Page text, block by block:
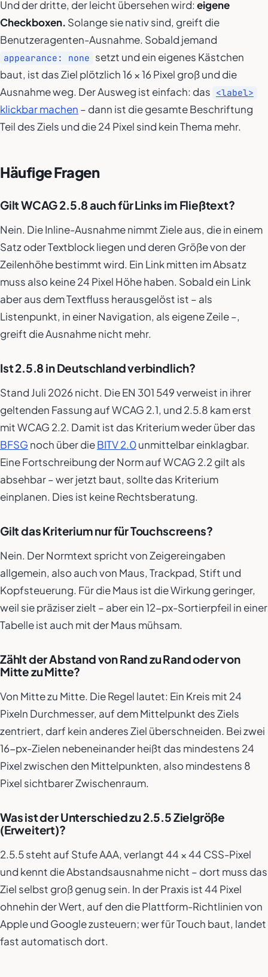
Und der dritte, der leicht übersehen wird:eigene
Checkboxen. Solange sie nativ sind, greift die
Benutzeragenten-Ausnahme. Sobald jemand
appearance: none setzt und ein eigenes Kästchen
baut, ist das Ziel plötzlich 16 × 16 Pixel groß und die
Ausnahme weg. Der Ausweg ist einfach: das <label>
klickbar machen – dann ist die gesamte Beschriftung
Teil des Ziels und die 24 Pixel sind kein Thema mehr.
Häufige Fragen
Gilt WCAG 2.5.8 auch für Links im Fließtext?
Nein. Die Inline-Ausnahme nimmt Ziele aus, die in einem
Satz oder Textblock liegen und deren Größe von der
Zeilenhöhe bestimmt wird. Ein Link mitten im Absatz
muss also keine 24 Pixel Höhe haben. Sobald ein Link
aber aus dem Textfluss herausgelöst ist – als
Listenpunkt, in einer Navigation, als eigene Zeile –,
greift die Ausnahme nicht mehr.
Ist 2.5.8 in Deutschland verbindlich?
Stand Juli 2026 nicht. Die EN 301 549 verweist in ihrer
geltenden Fassung auf WCAG 2.1, und 2.5.8 kam erst
mit WCAG 2.2. Damit ist das Kriterium weder über das
BFSG noch über dieBITV 2.0unmittelbar einklagbar.
Eine Fortschreibung der Norm auf WCAG 2.2 gilt als
absehbar – wer jetzt baut, sollte das Kriterium
einplanen. Dies ist keine Rechtsberatung.
Gilt das Kriterium nur für Touchscreens?
Nein. Der Normtext spricht von Zeigereingaben
allgemein, also auch von Maus, Trackpad, Stift und
Kopfsteuerung. Für die Maus ist die Wirkung geringer,
weil sie präziser zielt – aber ein 12-px-Sortierpfeil in einer
Tabelle ist auch mit der Maus mühsam.
Zählt der Abstand von Rand zu Rand oder von
Mitte zu Mitte?
Von Mitte zu Mitte. Die Regel lautet: Ein Kreis mit 24
Pixeln Durchmesser, auf dem Mittelpunkt des Ziels
zentriert, darf kein anderes Ziel überschneiden. Bei zwei
16-px-Zielen nebeneinander heißt das mindestens 24
Pixel zwischen den Mittelpunkten, also mindestens 8
Pixel sichtbarer Zwischenraum.
Was ist der Unterschied zu 2.5.5 Zielgröße
(Erweitert)?
2.5.5 steht auf Stufe AAA, verlangt 44 × 44 CSS-Pixel
und kennt die Abstandsausnahme nicht – dort muss das
Ziel selbst groß genug sein. In der Praxis ist 44 Pixel
ohnehin der Wert, auf den die Plattform-Richtlinien von
Apple und Google zusteuern; wer für Touch baut, landet
fast automatisch dort.